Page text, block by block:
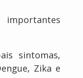
sintomas,
Zika e